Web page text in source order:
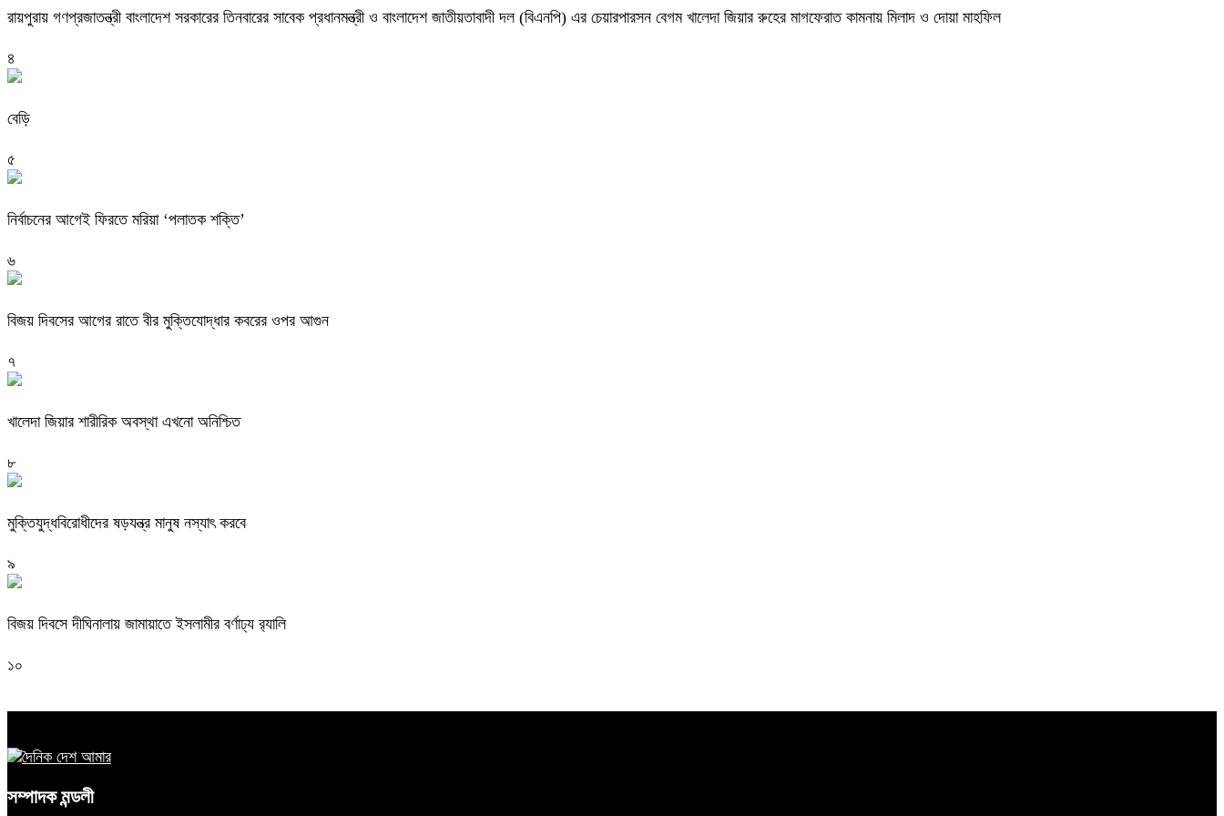
রায়পুরায় গণপ্রজাতন্ত্রী বাংলাদেশ সরকারের তিনবারের সাবেক প্রধানমন্ত্রী ও বাংলাদেশ জাতীয়তাবাদী দল (বিএনপি) এর চেয়ারপারসন বেগম খালেদা জিয়ার রুহের মাগফেরাত কামনায় মিলাদ ও দোয়া মাহফিল
৪
বেড়ি
৫
নির্বাচনের আগেই ফিরতে মরিয়া ‘পলাতক শক্তি’
৬
বিজয় দিবসের আগের রাতে বীর মুক্তিযোদ্ধার কবরের ওপর আগুন
৭
খালেদা জিয়ার শারীরিক অবস্থা এখনো অনিশ্চিত
৮
মুক্তিযুদ্ধবিরোধীদের ষড়যন্ত্র মানুষ নস্যাৎ করবে
৯
বিজয় দিবসে দীঘিনালায় জামায়াতে ইসলামীর বর্ণাঢ্য র‍্যালি
১০
সম্পাদক মন্ডলী